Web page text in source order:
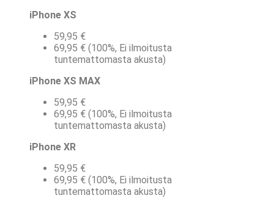
iPhone XS
59,95 €
69,95 € (100%, Ei ilmoitusta
tuntemattomasta akusta)
iPhone XS MAX
59,95 €
69,95 € (100%, Ei ilmoitusta
tuntemattomasta akusta)
iPhone XR
59,95 €
69,95 € (100%, Ei ilmoitusta
tuntemattomasta akusta)